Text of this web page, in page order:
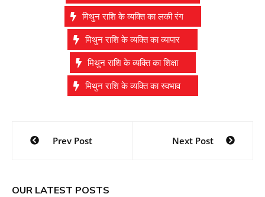
मिथुन राशि के व्यक्ति का लकी रंग
मिथुन राशि के व्यक्ति का व्यापार
मिथुन राशि के व्यक्ति का शिक्षा
मिथुन राशि के व्यक्ति का स्वभाव
Post
navigation
Prev Post Next Post
OUR LATEST POSTS